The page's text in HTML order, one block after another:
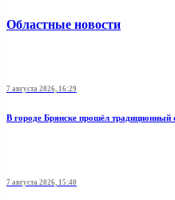
Областные новости
7 августа 2026, 16:29
В городе Брянске прошёл традиционный
7 августа 2026, 15:40